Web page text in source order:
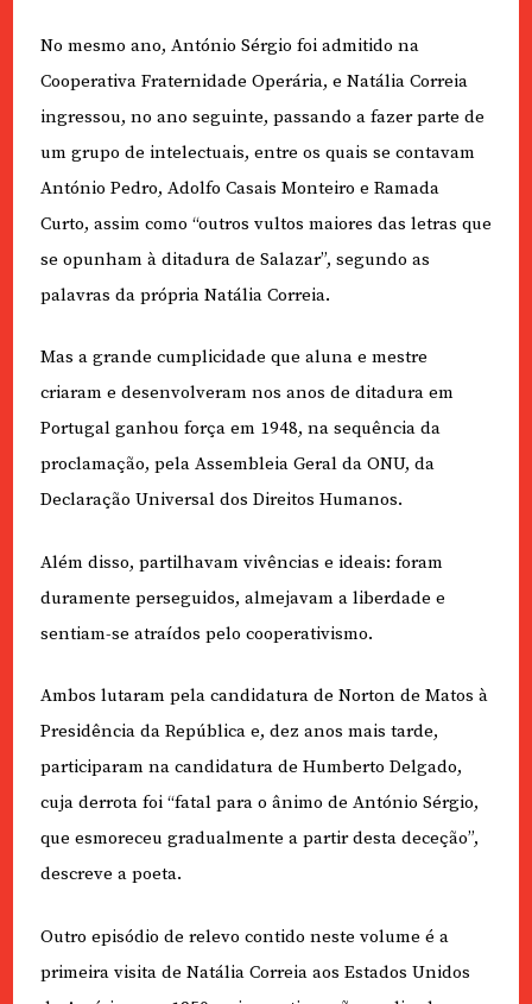
No mesmo ano, António Sérgio foi admitido na
Cooperativa Fraternidade Operária, e Natália Correia
ingressou, no ano seguinte, passando a fazer parte de
um grupo de intelectuais, entre os quais se contavam
António Pedro, Adolfo Casais Monteiro e Ramada
Curto, assim como “outros vultos maiores das letras que
se opunham à ditadura de Salazar”, segundo as
palavras da própria Natália Correia.
Mas a grande cumplicidade que aluna e mestre
criaram e desenvolveram nos anos de ditadura em
Portugal ganhou força em 1948, na sequência da
proclamação, pela Assembleia Geral da ONU, da
Declaração Universal dos Direitos Humanos.
Além disso, partilhavam vivências e ideais: foram
duramente perseguidos, almejavam a liberdade e
sentiam-se atraídos pelo cooperativismo.
Ambos lutaram pela candidatura de Norton de Matos à
Presidência da República e, dez anos mais tarde,
participaram na candidatura de Humberto Delgado,
cuja derrota foi “fatal para o ânimo de António Sérgio,
que esmoreceu gradualmente a partir desta deceção”,
descreve a poeta.
Outro episódio de relevo contido neste volume é a
primeira visita de Natália Correia aos Estados Unidos